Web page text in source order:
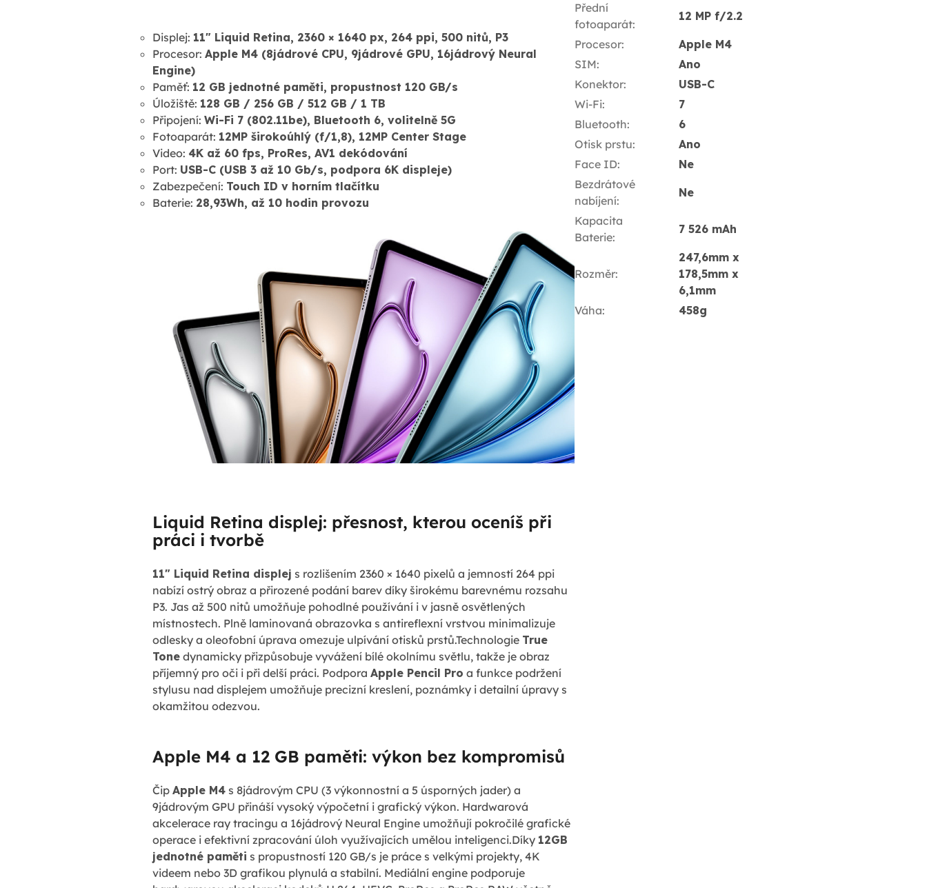
Displej: 11" Liquid Retina, 2360 × 1640 px, 264 ppi, 500 nitů, P3
Procesor: Apple M4 (8jádrové CPU, 9jádrové GPU, 16jádrový Neural
Engine)
Paměť: 12 GB jednotné paměti, propustnost 120 GB/s
Úložiště: 128 GB / 256 GB / 512 GB / 1 TB
Připojení: Wi-Fi 7 (802.11be), Bluetooth 6, volitelně 5G
Fotoaparát: 12MP širokoúhlý (f/1,8), 12MP Center Stage
Video: 4K až 60 fps, ProRes, AV1 dekódování
Port: USB-C (USB 3 až 10 Gb/s, podpora 6K displeje)
Zabezpečení: Touch ID v horním tlačítku
Baterie: 28,93Wh, až 10 hodin provozu
Liquid Retina displej: přesnost, kterou oceníš při
práci i tvorbě
11" Liquid Retina displej s rozlišením 2360 × 1640 pixelů a jemností 264 ppi
nabízí ostrý obraz a přirozené podání barev díky širokému barevnému rozsahu
P3. Jas až 500 nitů umožňuje pohodlné používání i v jasně osvětlených
místnostech. Plně laminovaná obrazovka s antireflexní vrstvou minimalizuje
odlesky a oleofobní úprava omezuje ulpívání otisků prstů.Technologie True
Tonedynamicky přizpůsobuje vyvážení bílé okolnímu světlu, takže je obraz
příjemný pro oči i při delší práci. Podpora Apple Pencil Pro a funkce podržení
stylusu nad displejem umožňuje precizní kreslení, poznámky i detailní úpravy s
okamžitou odezvou.
Apple M4 a 12 GB paměti: výkon bez kompromisů
Čip Apple M4s 8jádrovým CPU (3 výkonnostní a 5 úsporných jader) a
9jádrovým GPU přináší vysoký výpočetní i grafický výkon. Hardwarová
akcelerace ray tracingu a 16jádrový Neural Engine umožňují pokročilé grafické
operace i efektivní zpracování úloh využívajících umělou inteligenci.Díky 12GB
jednotné paměti s propustností 120 GB/s je práce s velkými projekty, 4K
videem nebo 3D grafikou plynulá a stabilní. Mediální engine podporuje
Přední
fotoaparát:
12 MP f/2.2
Procesor:
Apple M4
SIM:
Ano
Konektor:
USB-C
Wi-Fi:
7
Bluetooth:
6
Otisk prstu:
Ano
Face ID:
Ne
Bezdrátové
nabíjení:
Ne
Kapacita
Baterie:
7 526 mAh
Rozměr:
247,6mm x
178,5mm x
6,1mm
Váha: 458g